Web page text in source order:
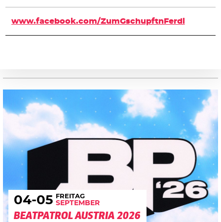
www.facebook.com/ZumGschupftnFerdl
04-05 FREITAG
SEPTEMBER
BEATPATROL AUSTRIA 2026